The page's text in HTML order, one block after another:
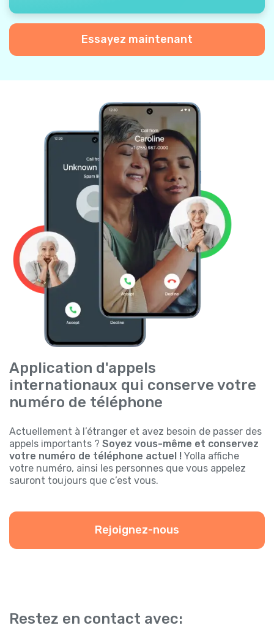
Essayez maintenant
Application d'appels
internationaux qui conserve votre
numéro de téléphone
Actuellement à l’étranger et avez besoin de passer des
appels importants ? Soyez vous-même et conservez
votre numéro de téléphone actuel ! Yolla affiche
votre numéro, ainsi les personnes que vous appelez
sauront toujours que c’est vous.
Rejoignez-nous
Restez en contact avec: